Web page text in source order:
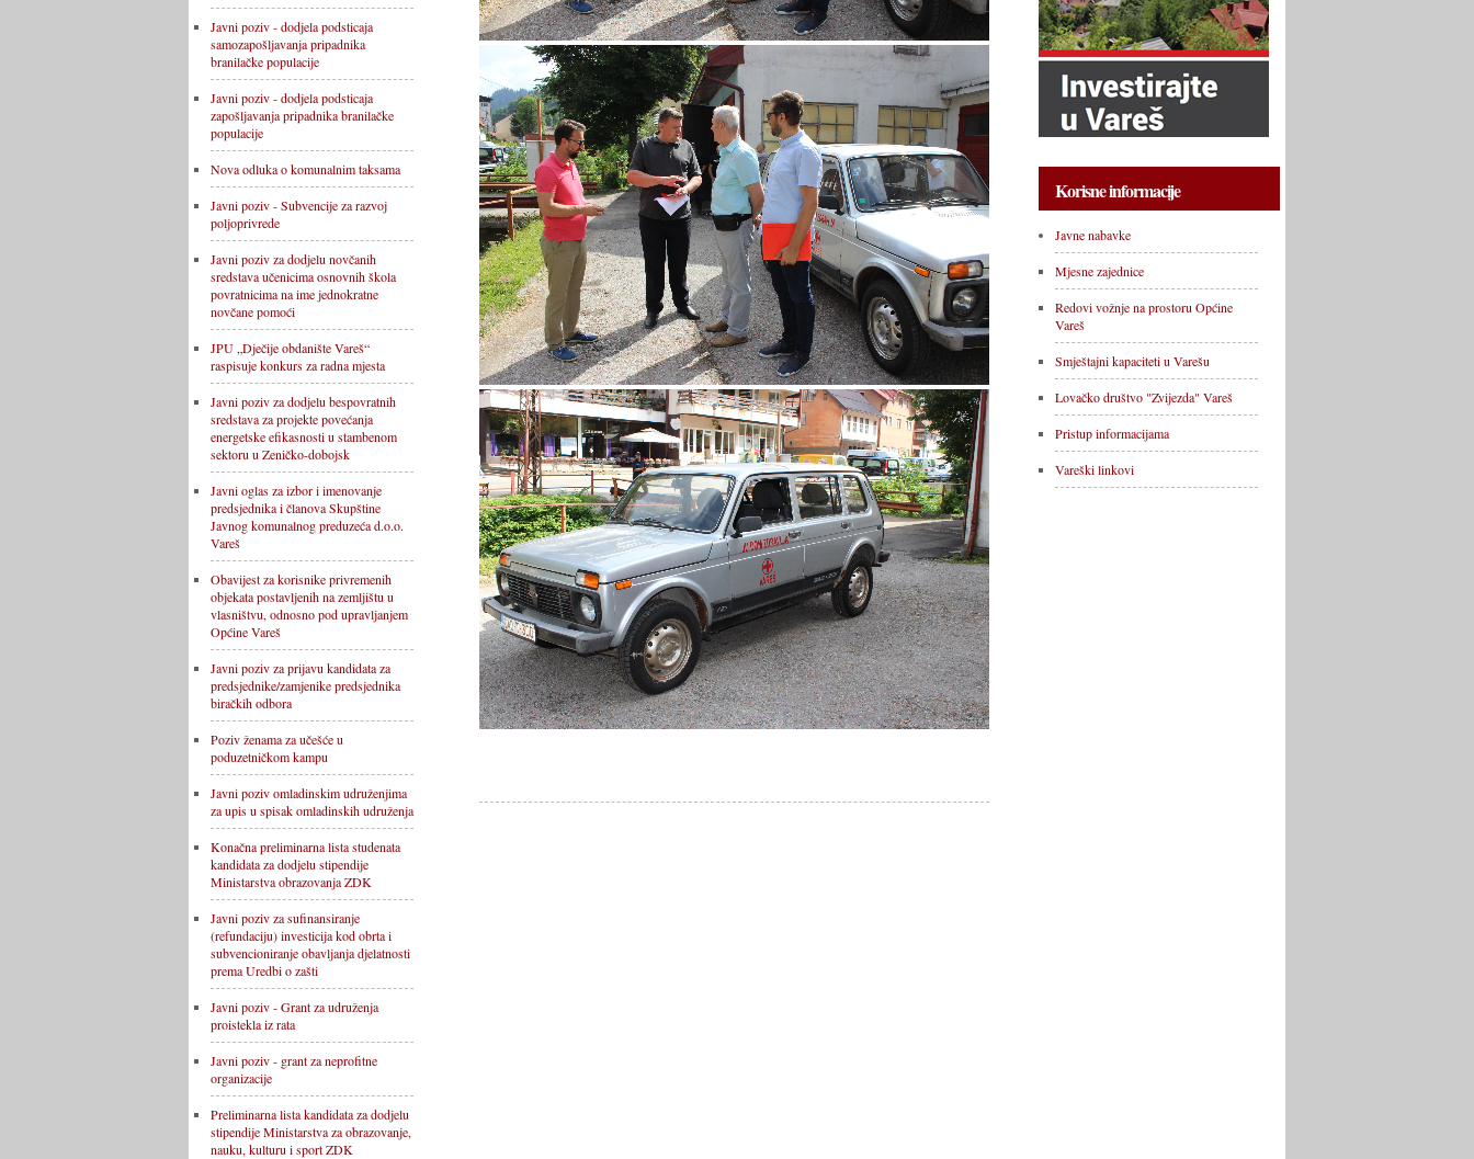
Javni poziv - dodjela podsticaja
samozapošljavanja pripadnika
branilačke populacije
Javni poziv - dodjela podsticaja
zapošljavanja pripadnika branilačke
populacije
Nova odluka o komunalnim taksama
Javni poziv - Subvencije za razvoj
poljoprivrede
Javni poziv za dodjelu novčanih
sredstava učenicima osnovnih škola
povratnicima na ime jednokratne
novčane pomoći
JPU „Dječije obdanište Vareš“
raspisuje konkurs za radna mjesta
Javni poziv za dodjelu bespovratnih
sredstava za projekte povećanja
energetske efikasnosti u stambenom
sektoru u Zeničko-dobojsk
Javni oglas za izbor i imenovanje
predsjednika i članova Skupštine
Javnog komunalnog preduzeća d.o.o.
Vareš
Obavijest za korisnike privremenih
objekata postavljenih na zemljištu u
vlasništvu, odnosno pod upravljanjem
Općine Vareš
Javni poziv za prijavu kandidata za
predsjednike/zamjenike predsjednika
biračkih odbora
Poziv ženama za učešće u
poduzetničkom kampu
Javni poziv omladinskim udruženjima
za upis u spisak omladinskih udruženja
Konačna preliminarna lista studenata
kandidata za dodjelu stipendije
Ministarstva obrazovanja ZDK
Javni poziv za sufinansiranje
(refundaciju) investicija kod obrta i
subvencioniranje obavljanja djelatnosti
prema Uredbi o zašti
Javni poziv - Grant za udruženja
proistekla iz rata
Javni poziv - grant za neprofitne
organizacije
Preliminarna lista kandidata za dodjelu
stipendije Ministarstva za obrazovanje,
nauku, kulturu i sport ZDK
Korisne informacije
Javne nabavke
Mjesne zajednice
Redovi vožnje na prostoru Općine
Vareš
Smještajni kapaciteti u Varešu
Lovačko društvo "Zvijezda" Vareš
Pristup informacijama
Vareški linkovi